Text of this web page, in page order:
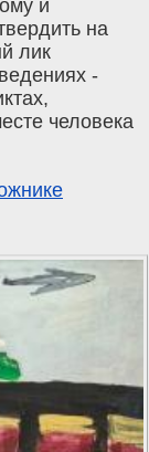
и
на
лик
-
человека